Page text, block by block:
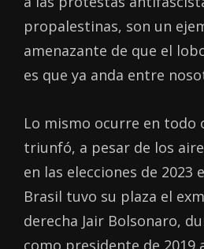
propalestinas, son un
amenazante de que el
es que ya anda entre
Lo mismo ocurre en todo
triunfó, a pesar de los
en las elecciones de 2023
Brasil tuvo su plaza el
derecha Jair Bolsonaro,
como presidente de 2019